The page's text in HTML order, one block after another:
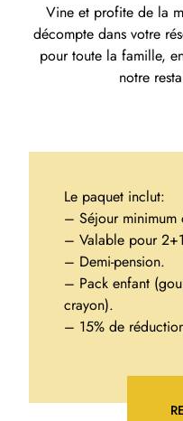
Vine et profite de la
décompte dans votre
pour toute la famille,
notre
Le paquet inclut:
– Séjour minimum
– Valable pour
– Demi-pension.
– Pack enfant
crayon).
– 15% de